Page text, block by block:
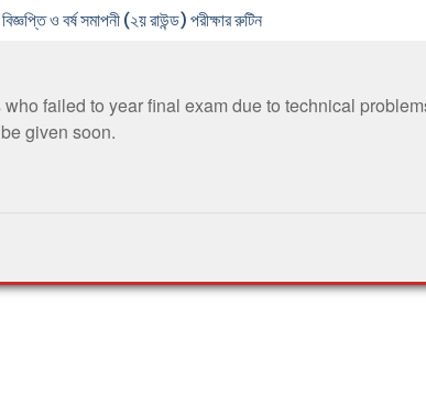
ও বর্ষ সমাপনী (২য় রাউন্ড) পরীক্ষার রুটিন
failed to year final exam due to technical
given soon.